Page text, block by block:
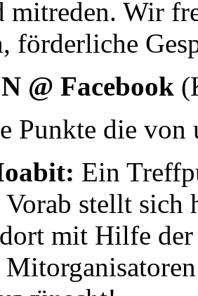
mitreden. Wir
förderliche
@ Facebook
Punkte die von
Ein
Vorab stellt
mit Hilfe